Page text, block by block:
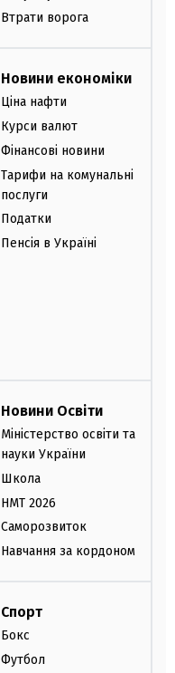
Втрати ворога
Новини економіки
Ціна нафти
Курси валют
Фінансові новини
Тарифи на комунальні
послуги
Податки
Пенсія в Україні
Новини Освіти
Міністерство освіти та
науки України
Школа
НМТ 2026
Саморозвиток
Навчання за кордоном
Спорт
Бокс
Футбол